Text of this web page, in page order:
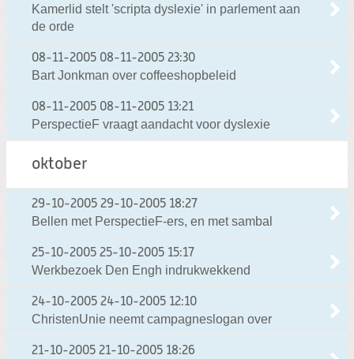
Kamerlid stelt 'scripta dyslexie' in parlement aan
de orde
08-11-2005 08-11-2005 23:30
Bart Jonkman over coffeeshopbeleid
08-11-2005 08-11-2005 13:21
PerspectieF vraagt aandacht voor dyslexie
oktober
29-10-2005 29-10-2005 18:27
Bellen met PerspectieF-ers, en met sambal
25-10-2005 25-10-2005 15:17
Werkbezoek Den Engh indrukwekkend
24-10-2005 24-10-2005 12:10
ChristenUnie neemt campagneslogan over
21-10-2005 21-10-2005 18:26